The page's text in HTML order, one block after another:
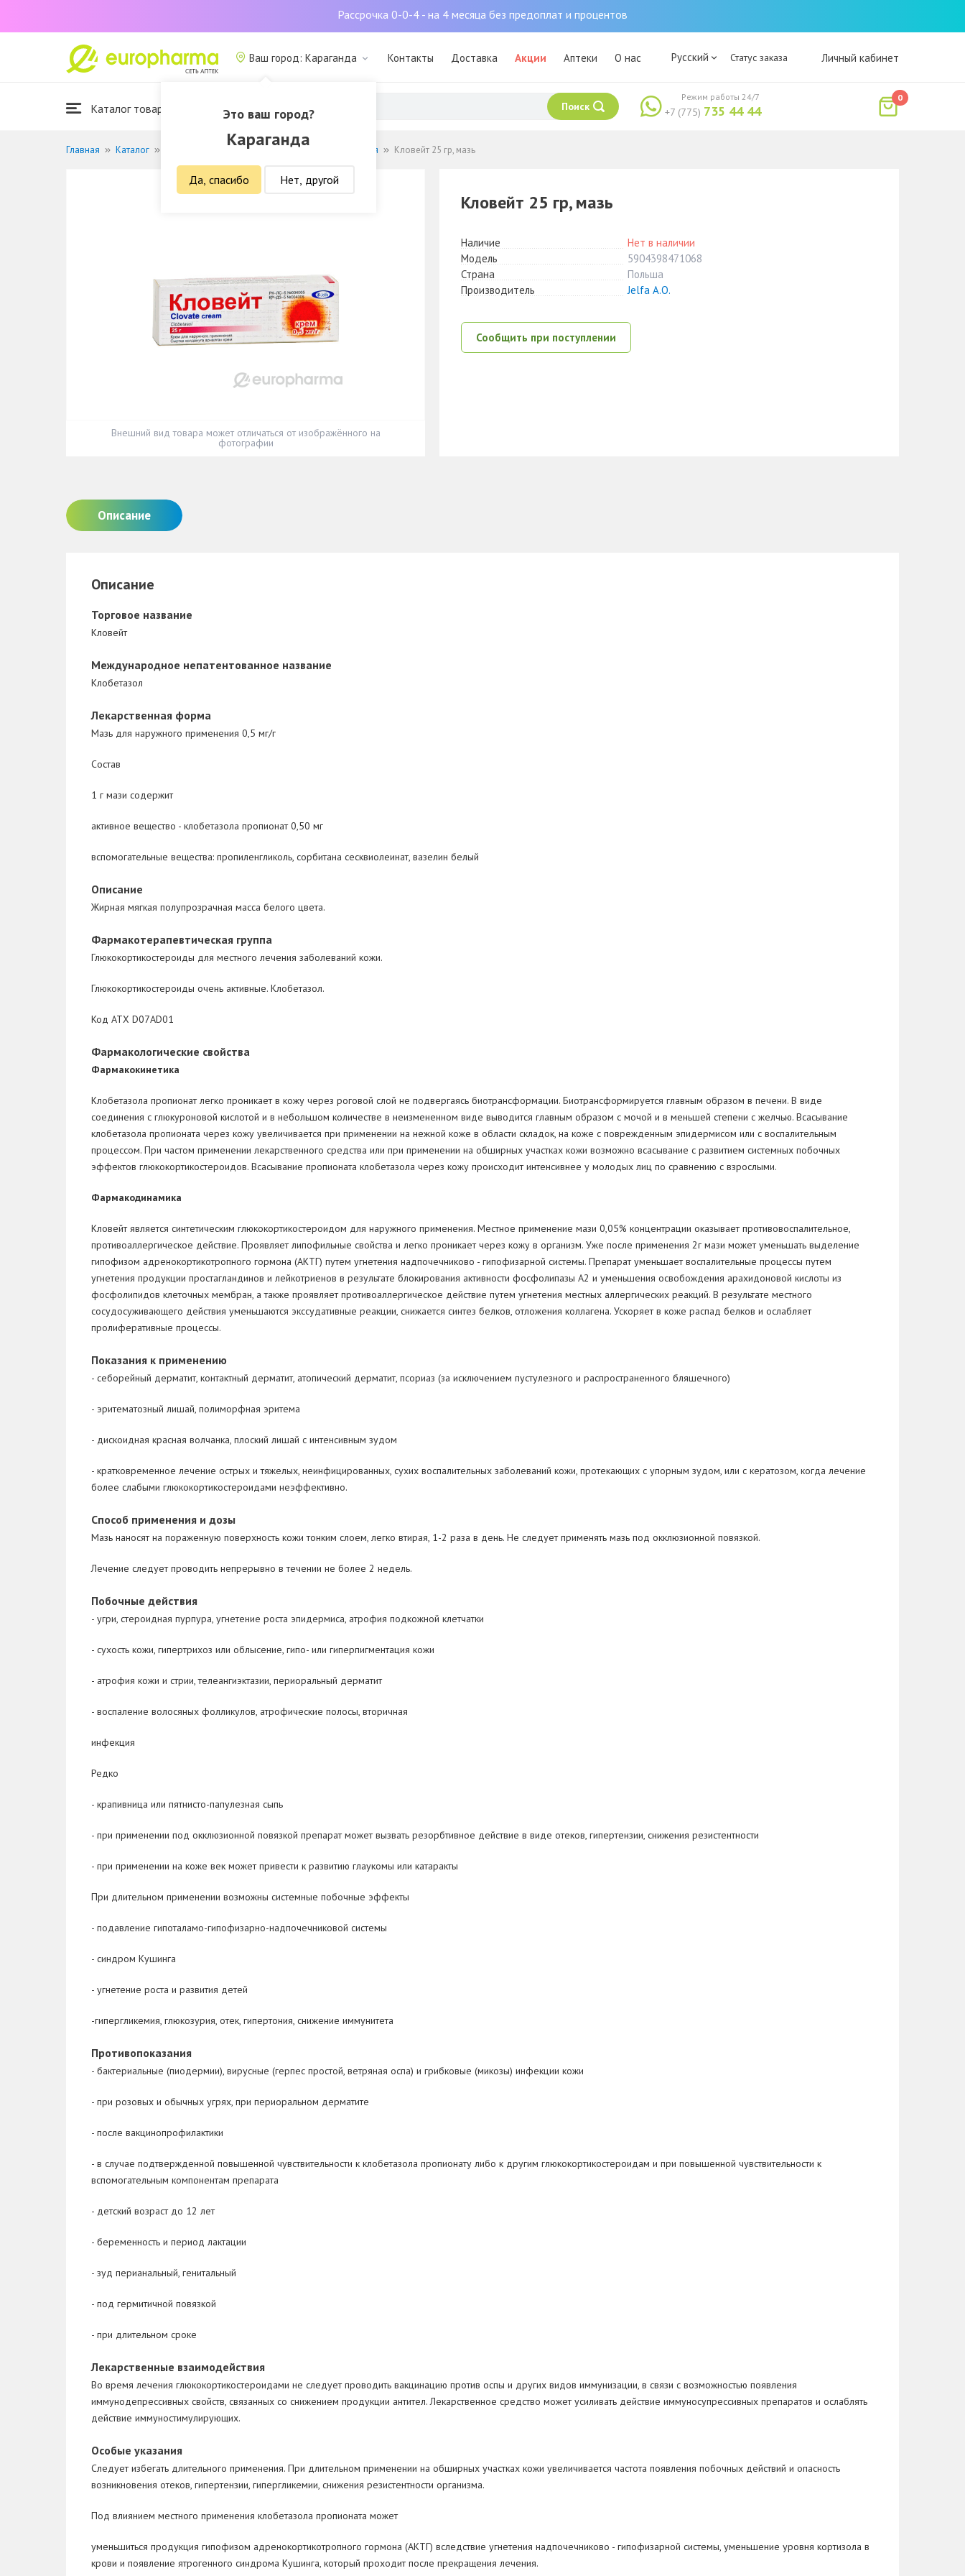
Рассрочка 0-0-4 - на 4 месяца без предоплат и процентов
Ваш город: Караганда
Это ваш город?
Караганда
Да, спасибо Нет, другой
Контакты Доставка Акции Аптеки О нас Русский Статус заказа Личный кабинет
Каталог товаров Поиск +7 (775) 735 44 44
Режим работы 24/7 0
Главная Каталог Лекарственные средства Кожные заболевания Кловейт 25 гр, мазь
Внешний вид товара может отличаться от изображённого на
фотографии
Кловейт 25 гр, мазь
Наличие
Нет в наличии
Модель
5904398471068
Страна
Польша
Производитель
Jelfa A.O.
Сообщить при поступлении
Описание
Описание
Торговое название
Кловейт
Международное непатентованное название
Клобетазол
Лекарственная форма
Мазь для наружного применения 0,5 мг/г
Состав
1 г мази содержит
активное вещество - клобетазола пропионат 0,50 мг
вспомогательные вещества: пропиленгликоль, сорбитанa сесквиолеинат, вазелин белый
Описание
Жирная мягкая полупрозрачная масса белого цвета.
Фармакотерапевтическая группа
Глюкокортикостероиды для местного лечения заболеваний кожи.
Глюкокортикостероиды очень активные. Клобетазол.
Код АТХ D07АD01
Фармакологические свойства
Фармакокинетика
Клобетазола пропионат легко проникает в кожу через роговой слой не подвергаясь биотрансформации. Биотрансформируется главным образом в печени. В виде
соединения с глюкуроновой кислотой и в небольшом количестве в неизмененном виде выводится главным образом с мочой и в меньшей степени с желчью. Всасывание
клобетазола пропионата через кожу увеличивается при применении на нежной коже в области складок, на коже с поврежденным эпидермисом или с воспалительным
процессом. При частом применении лекарственного средства или при применении на обширных участках кожи возможно всасывание с развитием системных побочных
эффектов глюкокортикостероидов. Всасывание пропионата клобетазола через кожу происходит интенсивнее у молодых лиц по сравнению с взрослыми.
Фармакодинамика
Кловейт является синтетическим глюкокортикостероидом для наружного применения. Местное применение мази 0,05% концентрации оказывает противовоспалительное,
противоаллергическое действие. Проявляет липофильные свойства и легко проникает через кожу в организм. Уже после применения 2г мази может уменьшать выделение
гипофизом адренокортикотропного гормона (АКТГ) путем угнетения надпочечниково - гипофизарной системы. Препарат уменьшает воспалительные процессы путем
угнетения продукции простагландинов и лейкотриенов в результате блокирования активности фосфолипазы А2 и уменьшения освобождения арахидоновой кислоты из
фосфолипидов клеточных мембран, а также проявляет противоаллергическое действие путем угнетения местных аллергических реакций. В результате местного
сосудосуживающего действия уменьшаются экссудативные реакции, снижается синтез белков, отложения коллагена. Ускоряет в коже распад белков и ослабляет
пролиферативные процессы.
Показания к применению
- себорейный дерматит, контактный дерматит, атопический дерматит, псориаз (за исключением пустулезного и распространенного бляшечного)
- эритематозный лишай, полиморфная эритема
- дискоидная красная волчанка, плоский лишай с интенсивным зудом
- кратковременное лечение острых и тяжелых, неинфицированных, сухих воспалительных заболеваний кожи, протекающих с упорным зудом, или с кератозом, когда лечение
более слабыми глюкокортикостероидами неэффективно.
Способ применения и дозы
Мазь наносят на пораженную поверхность кожи тонким слоем, легко втирая, 1-2 раза в день. Не следует применять мазь под окклюзионной повязкой.
Лечение следует проводить непрерывно в течении не более 2 недель.
Побочные действия
- угри, стероидная пурпура, угнетение роста эпидермиса, атрофия подкожной клетчатки
- сухость кожи, гипертрихоз или облысение, гипо- или гиперпигментация кожи
- атрофия кожи и стрии, телеангиэктазии, периоральный дерматит
- воспаление волосяных фолликулов, атрофические полосы, вторичная
инфекция
Редко
- крапивница или пятнисто-папулезная сыпь
- при применении под окклюзионной повязкой препарат может вызвать резорбтивное действие в виде отеков, гипертензии, снижения резистентности
- при применении на коже век может привести к развитию глаукомы или катаракты
При длительном применении возможны системные побочные эффекты
- подавление гипоталамо-гипофизарно-надпочечниковой системы
- синдром Кушинга
- угнетение роста и развития детей
-гипергликемия, глюкозурия, отек, гипертония, снижение иммунитета
Противопоказания
- бактериальные (пиодермии), вирусные (герпес простой, ветряная оспа) и грибковые (микозы) инфекции кожи
- при розовых и обычных угрях, при периоральном дерматите
- после вакцинопрофилактики
- в случае подтвержденной повышенной чувствительности к клобетазола пропионату либо к другим глюкокортикостероидам и при повышенной чувствительности к
вспомогательным компонентам препарата
- детский возраст до 12 лет
- беременность и период лактации
- зуд перианальный, генитальный
- под гермитичной повязкой
- при длительном сроке
Лекарственные взаимодействия
Во время лечения глюкокортикостероидами не следует проводить вакцинацию против оспы и других видов иммунизации, в связи с возможностью появления
иммунодепрессивных свойств, связанных со снижением продукции антител. Лекарственное средство может усиливать действие иммуносупрессивных препаратов и ослаблять
действие иммуностимулирующих.
Особые указания
Следует избегать длительного применения. При длительном применении на обширных участках кожи увеличивается частота появления побочных действий и опасность
возникновения отеков, гипертензии, гипергликемии, снижения резистентности организма.
Под влиянием местного применения клобетазола пропионата может
уменьшиться продукция гипофизом адренокортикотропного гормона (АКТГ) вследствие угнетения надпочечниково - гипофизарной системы, уменьшение уровня кортизола в
крови и появление ятрогенного синдрома Кушинга, который проходит после прекращения лечения.